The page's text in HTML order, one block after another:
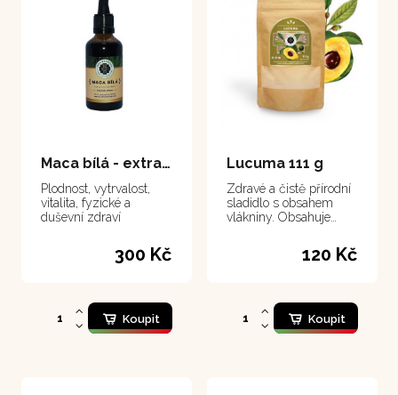
Maca bílá - extrakt 50 ml
Plodnost, vytrvalost,
vitalita, fyzické a
duševní zdraví
300 Kč
Koupit
Lucuma 111 g
Zdravé a čistě přírodní
sladidlo s obsahem
vlákniny. Obsahuje
120 Kč
Koupit